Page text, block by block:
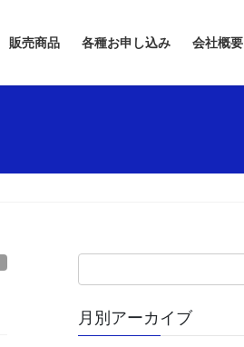
販売商品 各種お申し込み 会社概要
月別アーカイブ